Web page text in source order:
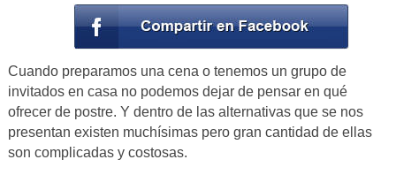
Cuando preparamos una cena o tenemos un grupo de
invitados en casa no podemos dejar de pensar en qué
ofrecer de postre. Y dentro de las alternativas que se nos
presentan existen muchísimas pero gran cantidad de ellas
son complicadas y costosas.